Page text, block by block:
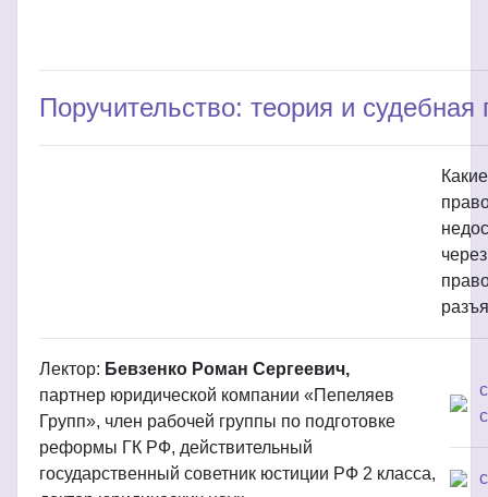
Поручительство: теория и судебная
Лектор: Бевзенко Роман Сергеевич,
партнер юридической компании «Пепеляев
Групп», член рабочей группы по подготовке
реформы ГК РФ, действительный
государственный советник юстиции РФ 2 класса,